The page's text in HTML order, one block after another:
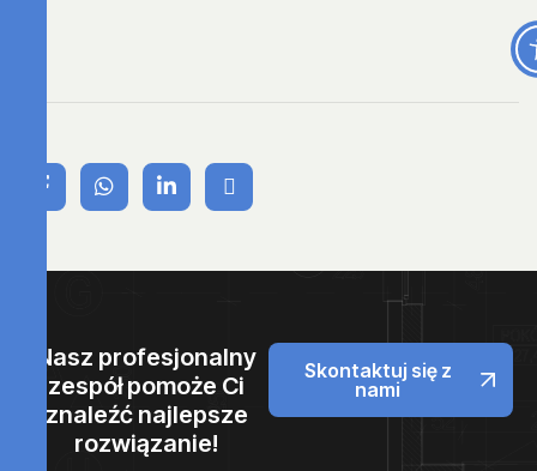
Nasz profesjonalny
zespół pomoże Ci
znaleźć najlepsze
rozwiązanie!
Skontaktuj się z
nami